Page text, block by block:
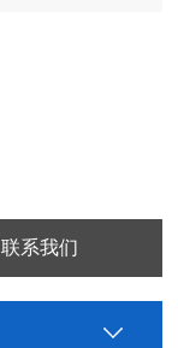
联系我们